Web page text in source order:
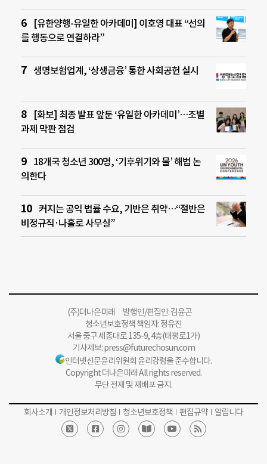
[유한양행-유일한 아카데미] 이호영 대표 “선의
를 행동으로 연결하라”
생명보험업계, ‘상생금융’ 통한 사회공헌 실시
[화보] 최종 발표 앞둔 ‘유일한 아카데미’…조별
과제 막판 점검
18개국 청소년 300명, ‘기후위기와 물’ 해법 논
의한다
커지는 공익 법률 수요, 기반은 취약…“절반은
비정규직·나홀로 사무실”
(주)더나은미래 발행인/편집인: 김윤곤
청소년보호정책 책임자: 정유진
서울 중구 세종대로 135-9, 4층(태평로1가)
기사제보:press@futurechosun.com
인터넷신문윤리위원회 윤리강령을 준수합니다.
Copyright 더나은미래 All rights reserved.
무단 전재 및 재배포 금지.
회사소개 개인정보처리방침 청소년보호정책 편집규약 알립니다